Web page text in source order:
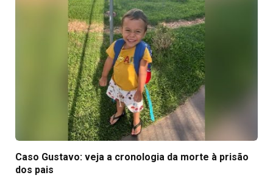
Caso Gustavo: veja a cronologia da morte à prisão
dos pais